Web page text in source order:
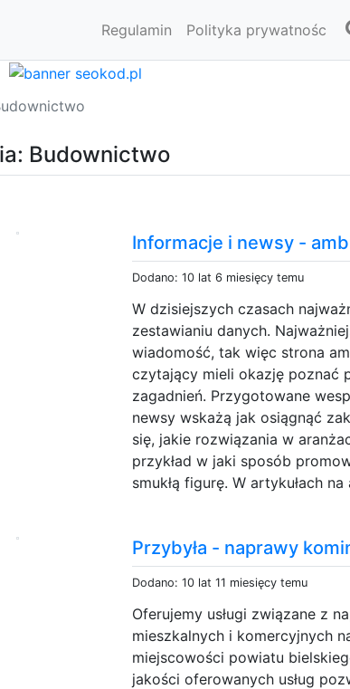
Regulamin Polityka prywatnośc
Budownictwo
Informacje i newsy -
Dodano: 10 lat 6 miesięcy temu
W dzisiejszych czasach
zestawianiu danych.
wiadomość, tak więc strona
czytający mieli okazję poznać
zagadnień. Przygotowane
newsy wskażą jak osiągnąć
się, jakie rozwiązania w
przykład w jaki sposób
smukłą figurę. W artykułach na
Przybyła - naprawy
Dodano: 10 lat 11 miesięcy temu
Oferujemy usługi związane z
mieszkalnych i komercyjnych
miejscowości powiatu
jakości oferowanych usług